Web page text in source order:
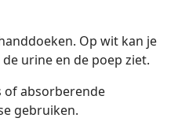
Op wit kan je
urine en de poep ziet.
of absorberende
gebruiken.